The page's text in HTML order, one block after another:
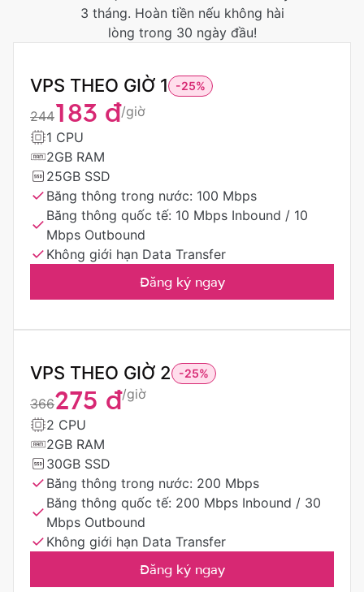
VPS Nhật
VPS Hồng Kông
VPS Singapore
VPS Indonesia
VPS Philippines
VPS Nigeria
VPS Mỹ
VPS Cambodia
VPS UK
VPS US
VDI (Coming soon)
Kubernetes (Coming soon)
3 tháng. Hoàn tiền nếu không hài
lòng trong 30 ngày đầu!
VPS THEO GIỜ 1 -25%
244183 đ/giờ
1 CPU
2GB RAM
25GB SSD
Băng thông trong nước: 100 Mbps
Băng thông quốc tế: 10 Mbps Inbound / 10
Mbps Outbound
Không giới hạn Data Transfer
Đăng ký ngay
VPS THEO GIỜ 2 -25%
366275 đ/giờ
2 CPU
2GB RAM
30GB SSD
Băng thông trong nước: 200 Mbps
Băng thông quốc tế: 200 Mbps Inbound / 30
Mbps Outbound
Không giới hạn Data Transfer
Đăng ký ngay